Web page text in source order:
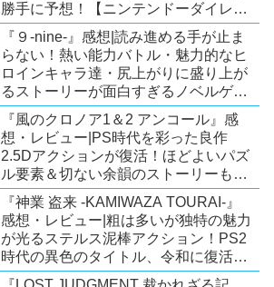
勝手に予想！【ニンテンドーダイレク
ト予想】
『９-nine-』感想|読み進める手が止ま
らない！熱い能力バトル・魅力的なヒ
ロインキャラ達・尻上がりに盛り上が
るストーリーが面白すぎるノベルゲ
ー！【PC/Steam/Switch/PS4】
『風のクロノア1＆2 アンコール』感
想・レビュー|PS時代を彩った良作
2.5Dアクションが復活！ほどよいパズ
ル要素＆切ない余韻のストーリーも魅
力！【Switch/PS5/PS4/Xbox
X|S/Xone/PC】
『神業 盗来 -KAMIWAZA TOURAI-』
感想・レビュー|粗は多いが独特の魅力
が光るステルス泥棒アクション！PS2
時代の異色のタイトル、令和に復活！
【Switch/PS4/Steam】